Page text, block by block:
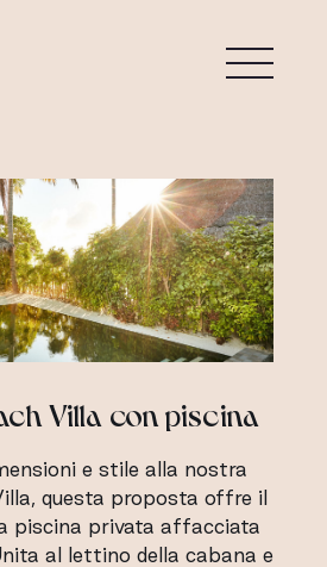
Villa con piscina
e stile alla nostra
questa proposta offre il
piscina privata affacciata
al lettino della cabana e